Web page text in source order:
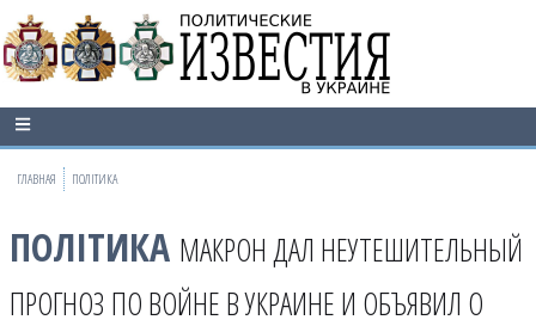
ГЛАВНАЯ ПОЛІТИКА
ПОЛІТИКА МАКРОН ДАЛ НЕУТЕШИТЕЛЬНЫЙ
ПРОГНОЗ ПО ВОЙНЕ В УКРАИНЕ И ОБЪЯВИЛ О